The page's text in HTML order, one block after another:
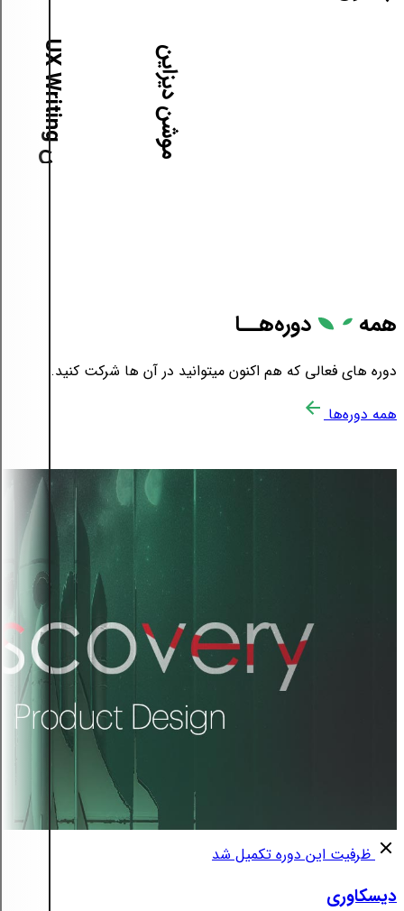
آموزش موشن دیزاین آ
م
و
ز
ش
U
X
W
r
i
t
i
n
g
همه دوره‌هــا
دوره های فعالی که هم اکنون میتوانید در آن ها شرکت کنید.
همه دوره‌ها
ظرفیت این دوره تکمیل شد
دیسکاوری